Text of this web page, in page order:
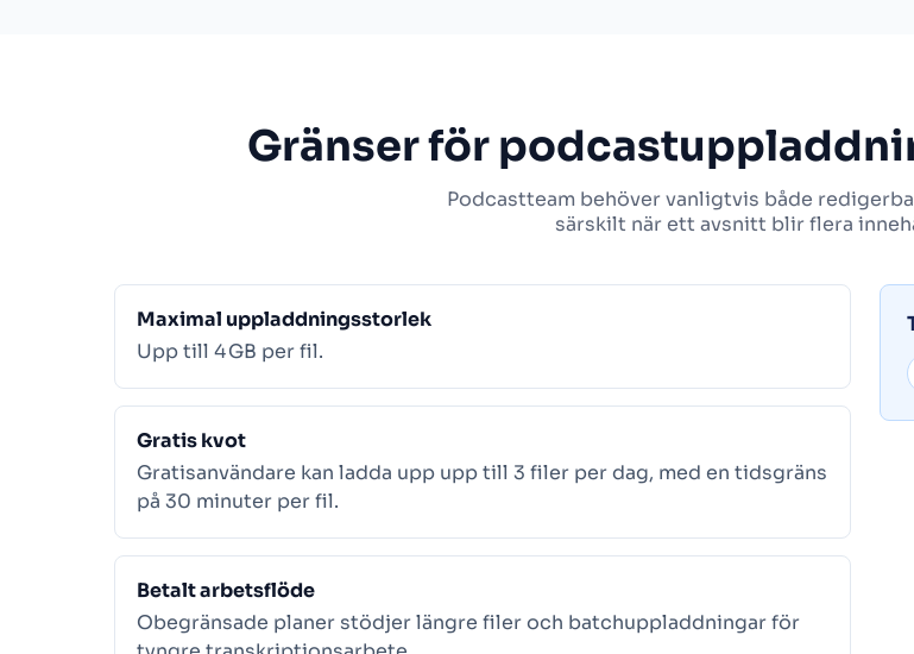
Gränser för
Podcastteam behöver vanligtvis både
särskilt när ett avsnitt blir flera
Maximal uppladdningsstorlek
Upp till 4 GB per fil.
Gratis kvot
Gratisanvändare kan ladda upp upp till 3 filer per dag, med en tidsgräns
på 30 minuter per fil.
Betalt arbetsflöde
Obegränsade planer stödjer längre filer och batchuppladdningar för